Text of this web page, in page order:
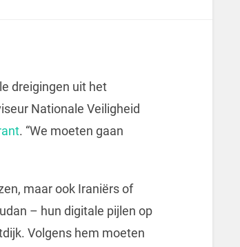
dreigingen uit het
Nationale Veiligheid
. “We moeten gaan
maar ook Iraniërs of
– hun digitale pijlen op
Volgens hem moeten